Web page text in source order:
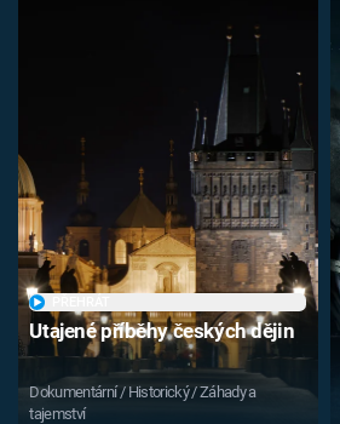
Utajené příběhy českých dějin
Dokumentární / Historický / Záhady a
tajemství